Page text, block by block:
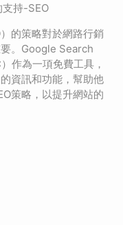
持-SEO
的策略對於網路行銷
。Google Search
作為一項免費工具，
資訊和功能，幫助他
策略，以提升網站的